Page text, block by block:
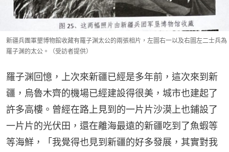
新疆兵團軍墾博物館收藏有羅子渊太公的兩張相片，左圖右一以及右圖左二士兵為
羅子渊的太公。（受訪者提供）
羅子渊回憶，上次來新疆已經是多年前，這次來到新
疆，烏魯木齊的機場已經建設得很美，城市也建起了
許多高樓。曾經在路上見到的一片片沙漠上也鋪設了
一片片的光伏田，還在離海最遠的新疆吃到了魚蝦等
等海鮮，「我覺得也見到新疆的好多發展，其實對我